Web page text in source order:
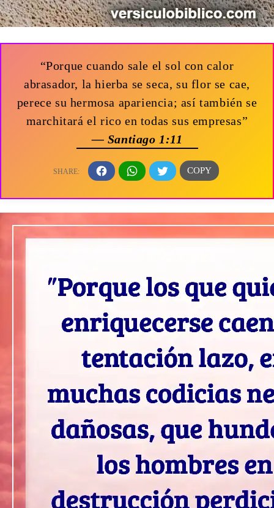
“Porque cuando sale el sol con calor
abrasador, la hierba se seca, su flor se cae,
perece su hermosa apariencia; así también se
marchitará el rico en todas sus empresas”
— Santiago 1:11